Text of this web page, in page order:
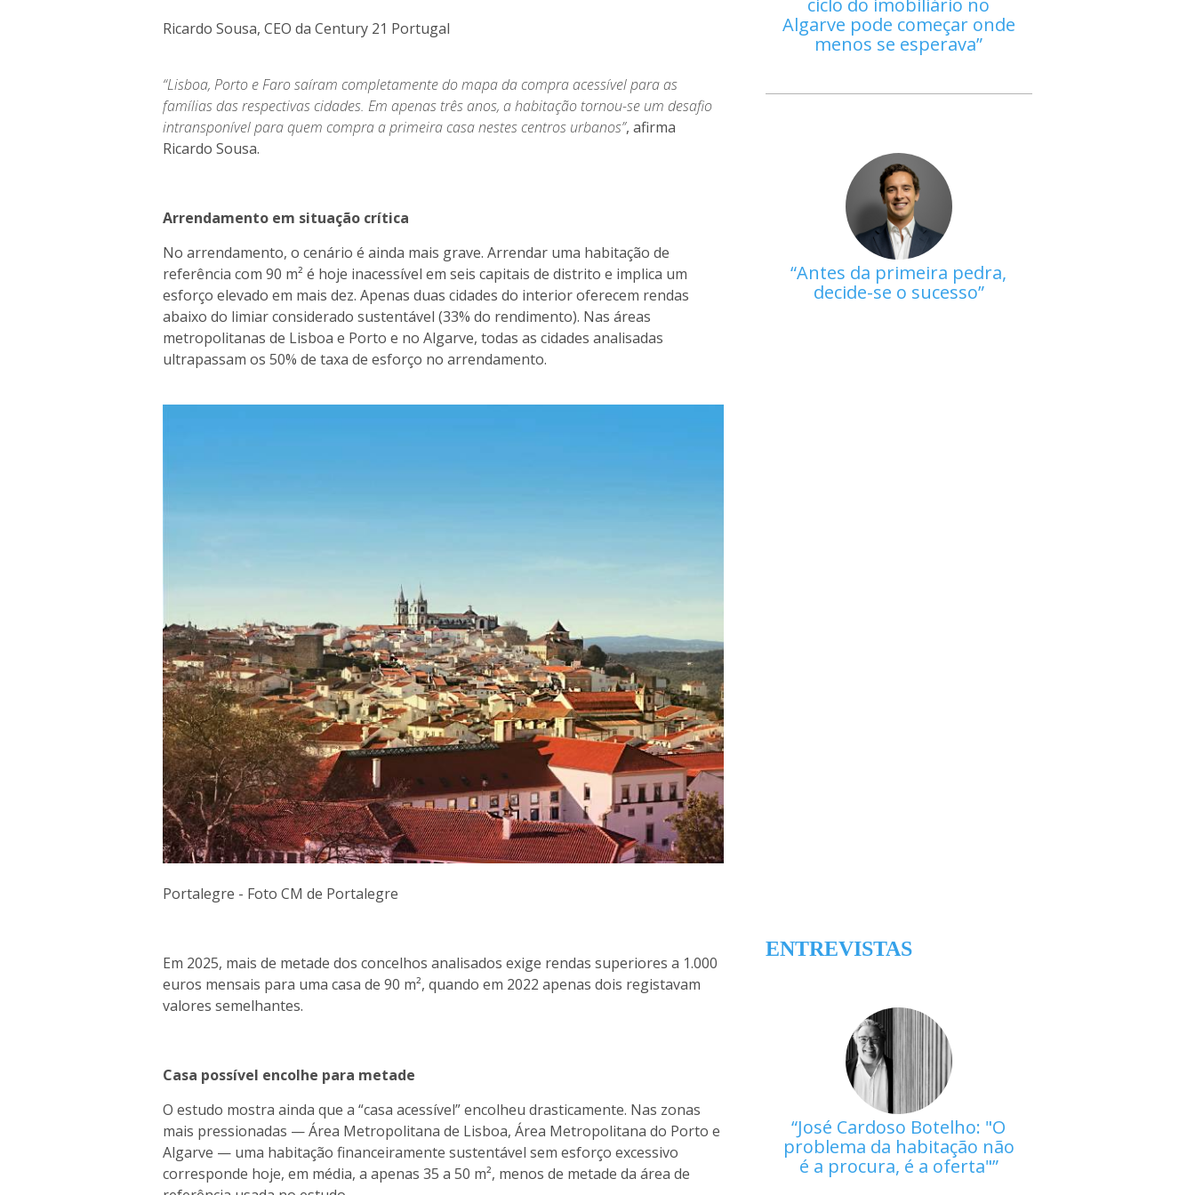
Ricardo Sousa, CEO da Century 21 Portugal
“Lisboa, Porto e Faro saíram completamente do mapa da compra acessível para as
famílias das respectivas cidades. Em apenas três anos, a habitação tornou-se um desafio
intransponível para quem compra a primeira casa nestes centros urbanos”, afirma
Ricardo Sousa.
Arrendamento em situação crítica
No arrendamento, o cenário é ainda mais grave. Arrendar uma habitação de
referência com 90 m² é hoje inacessível em seis capitais de distrito e implica um
esforço elevado em mais dez. Apenas duas cidades do interior oferecem rendas
abaixo do limiar considerado sustentável (33% do rendimento). Nas áreas
metropolitanas de Lisboa e Porto e no Algarve, todas as cidades analisadas
ultrapassam os 50% de taxa de esforço no arrendamento.
Portalegre - Foto CM de Portalegre
Em 2025, mais de metade dos concelhos analisados exige rendas superiores a 1.000
euros mensais para uma casa de 90 m², quando em 2022 apenas dois registavam
valores semelhantes.
Casa possível encolhe para metade
O estudo mostra ainda que a “casa acessível” encolheu drasticamente. Nas zonas
mais pressionadas — Área Metropolitana de Lisboa, Área Metropolitana do Porto e
Algarve — uma habitação financeiramente sustentável sem esforço excessivo
corresponde hoje, em média, a apenas 35 a 50 m², menos de metade da área de
ciclo do imobiliário no
Algarve pode começar onde
menos se esperava
Antes da primeira pedra,
decide-se o sucesso
ENTREVISTAS
José Cardoso Botelho: "O
problema da habitação não
é a procura, é a oferta"